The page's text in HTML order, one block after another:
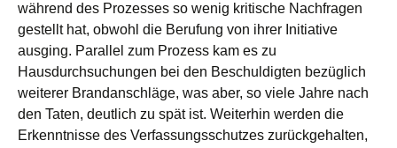
während des Prozesses so wenig kritische Nachfragen
gestellt hat, obwohl die Berufung von ihrer Initiative
ausging. Parallel zum Prozess kam es zu
Hausdurchsuchungen bei den Beschuldigten bezüglich
weiterer Brandanschläge, was aber, so viele Jahre nach
den Taten, deutlich zu spät ist. Weiterhin werden die
Erkenntnisse des Verfassungsschutzes zurückgehalten,